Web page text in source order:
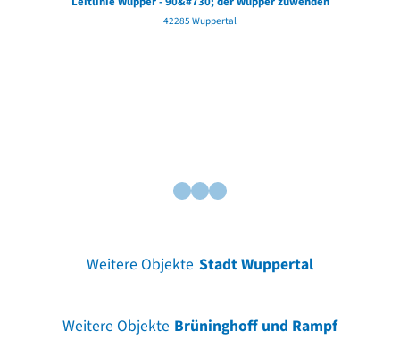
42285 Wuppertal
Weitere Objekte Stadt Wuppertal
Weitere Objekte Brüninghoff und Rampf